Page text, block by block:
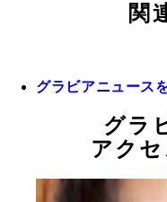
関
グラビアニュース
グラ
アク